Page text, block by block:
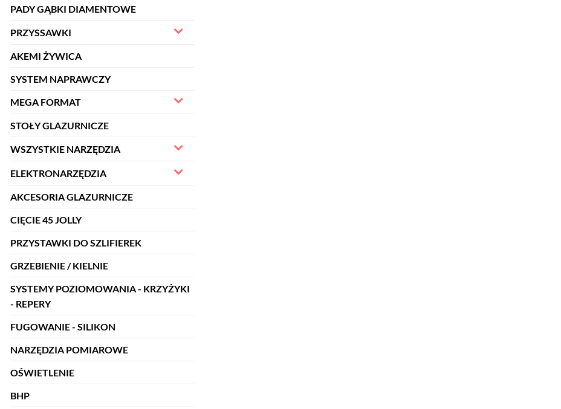
PADY GĄBKI DIAMENTOWE
PRZYSSAWKI
AKEMI ŻYWICA
SYSTEM NAPRAWCZY
MEGA FORMAT
STOŁY GLAZURNICZE
WSZYSTKIE NARZĘDZIA
ELEKTRONARZĘDZIA
AKCESORIA GLAZURNICZE
CIĘCIE 45 JOLLY
PRZYSTAWKI DO SZLIFIEREK
GRZEBIENIE / KIELNIE
SYSTEMY POZIOMOWANIA - KRZYŻYKI
- REPERY
FUGOWANIE - SILIKON
NARZĘDZIA POMIAROWE
OŚWIETLENIE
BHP